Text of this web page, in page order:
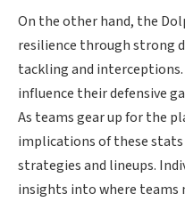
On the other hand, the
resilience through strong
tackling and
influence their defensive
As teams gear up for the
implications of these
strategies and lineups.
insights into where teams